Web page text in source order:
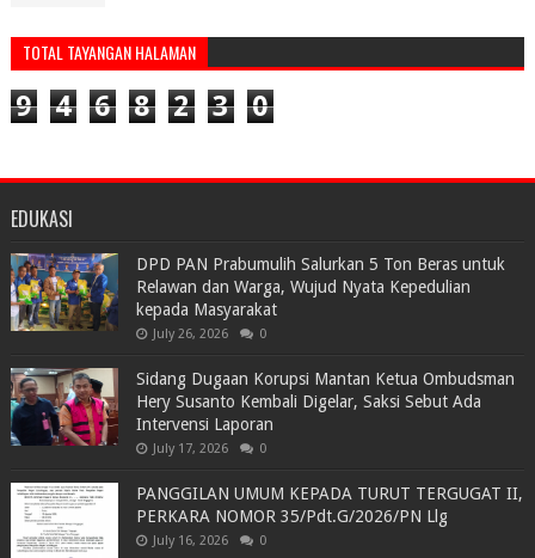
TOTAL TAYANGAN HALAMAN
9 4 6 8 2 3 0
EDUKASI
DPD PAN Prabumulih Salurkan 5 Ton Beras untuk
Relawan dan Warga, Wujud Nyata Kepedulian
kepada Masyarakat
July 26, 2026 0
Sidang Dugaan Korupsi Mantan Ketua Ombudsman
Hery Susanto Kembali Digelar, Saksi Sebut Ada
Intervensi Laporan
July 17, 2026 0
PANGGILAN UMUM KEPADA TURUT TERGUGAT II,
PERKARA NOMOR 35/Pdt.G/2026/PN Llg
July 16, 2026 0